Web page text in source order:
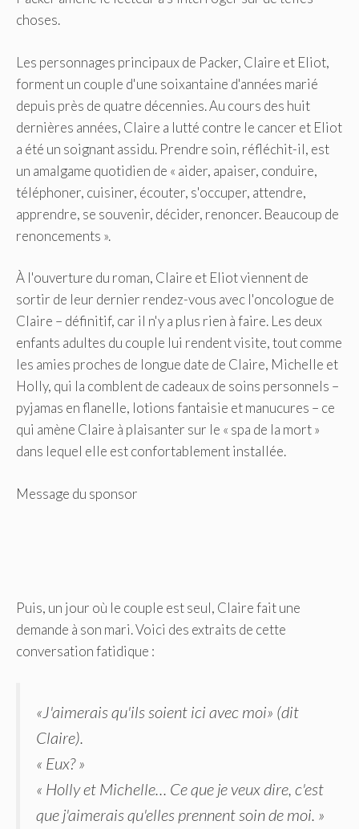
choses.
Les personnages principaux de Packer, Claire et Eliot,
forment un couple d'une soixantaine d'années marié
depuis près de quatre décennies. Au cours des huit
dernières années, Claire a lutté contre le cancer et Eliot
a été un soignant assidu. Prendre soin, réfléchit-il, est
un amalgame quotidien de « aider, apaiser, conduire,
téléphoner, cuisiner, écouter, s'occuper, attendre,
apprendre, se souvenir, décider, renoncer. Beaucoup de
renoncements ».
À l'ouverture du roman, Claire et Eliot viennent de
sortir de leur dernier rendez-vous avec l'oncologue de
Claire – définitif, car il n'y a plus rien à faire. Les deux
enfants adultes du couple lui rendent visite, tout comme
les amies proches de longue date de Claire, Michelle et
Holly, qui la comblent de cadeaux de soins personnels –
pyjamas en flanelle, lotions fantaisie et manucures – ce
qui amène Claire à plaisanter sur le « spa de la mort »
dans lequel elle est confortablement installée.
Message du sponsor
Puis, un jour où le couple est seul, Claire fait une
demande à son mari. Voici des extraits de cette
conversation fatidique :
«J'aimerais qu'ils soient ici avec moi» (dit
Claire).
« Eux? »
« Holly et Michelle… Ce que je veux dire, c'est
que j'aimerais qu'elles prennent soin de moi. »